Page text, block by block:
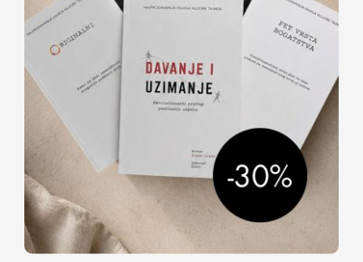
Paket: Formula za istinski uspeh